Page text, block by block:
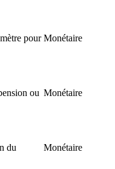
pour Monétaire
ou Monétaire
du
Monétaire